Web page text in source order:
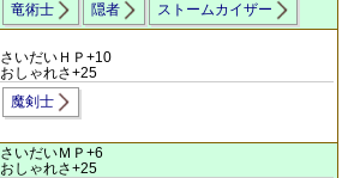
竜術士 隠者 ストームカイザー
さいだいＨＰ+10
おしゃれさ+25
魔剣士
さいだいＭＰ+6
おしゃれさ+25